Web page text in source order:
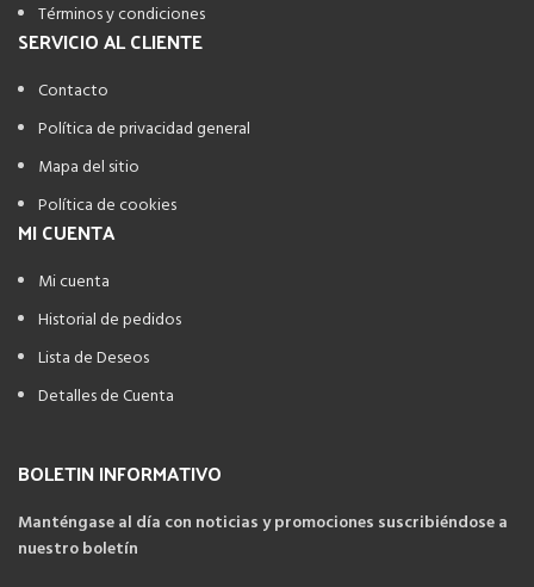
Términos y condiciones
SERVICIO AL CLIENTE
Contacto
Política de privacidad general
Mapa del sitio
Política de cookies
MI CUENTA
Mi cuenta
Historial de pedidos
Lista de Deseos
Detalles de Cuenta
BOLETIN INFORMATIVO
Manténgase al día con noticias y promociones suscribiéndose a
nuestro boletín